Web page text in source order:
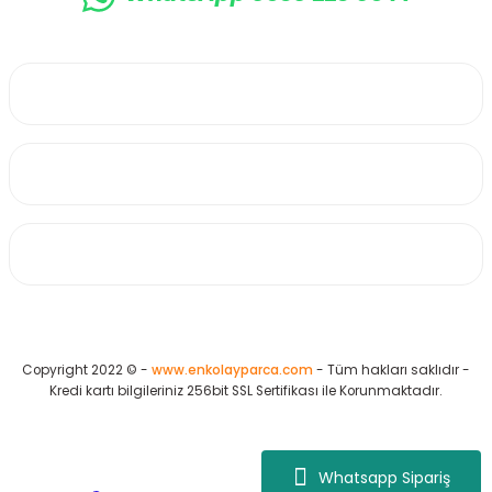
Whatsapp Sipariş
Copyright 2022 © - www.enkolayparca.com - Tüm hakları saklıdır -
Kredi kartı bilgileriniz 256bit SSL Sertifikası ile Korunmaktadır.